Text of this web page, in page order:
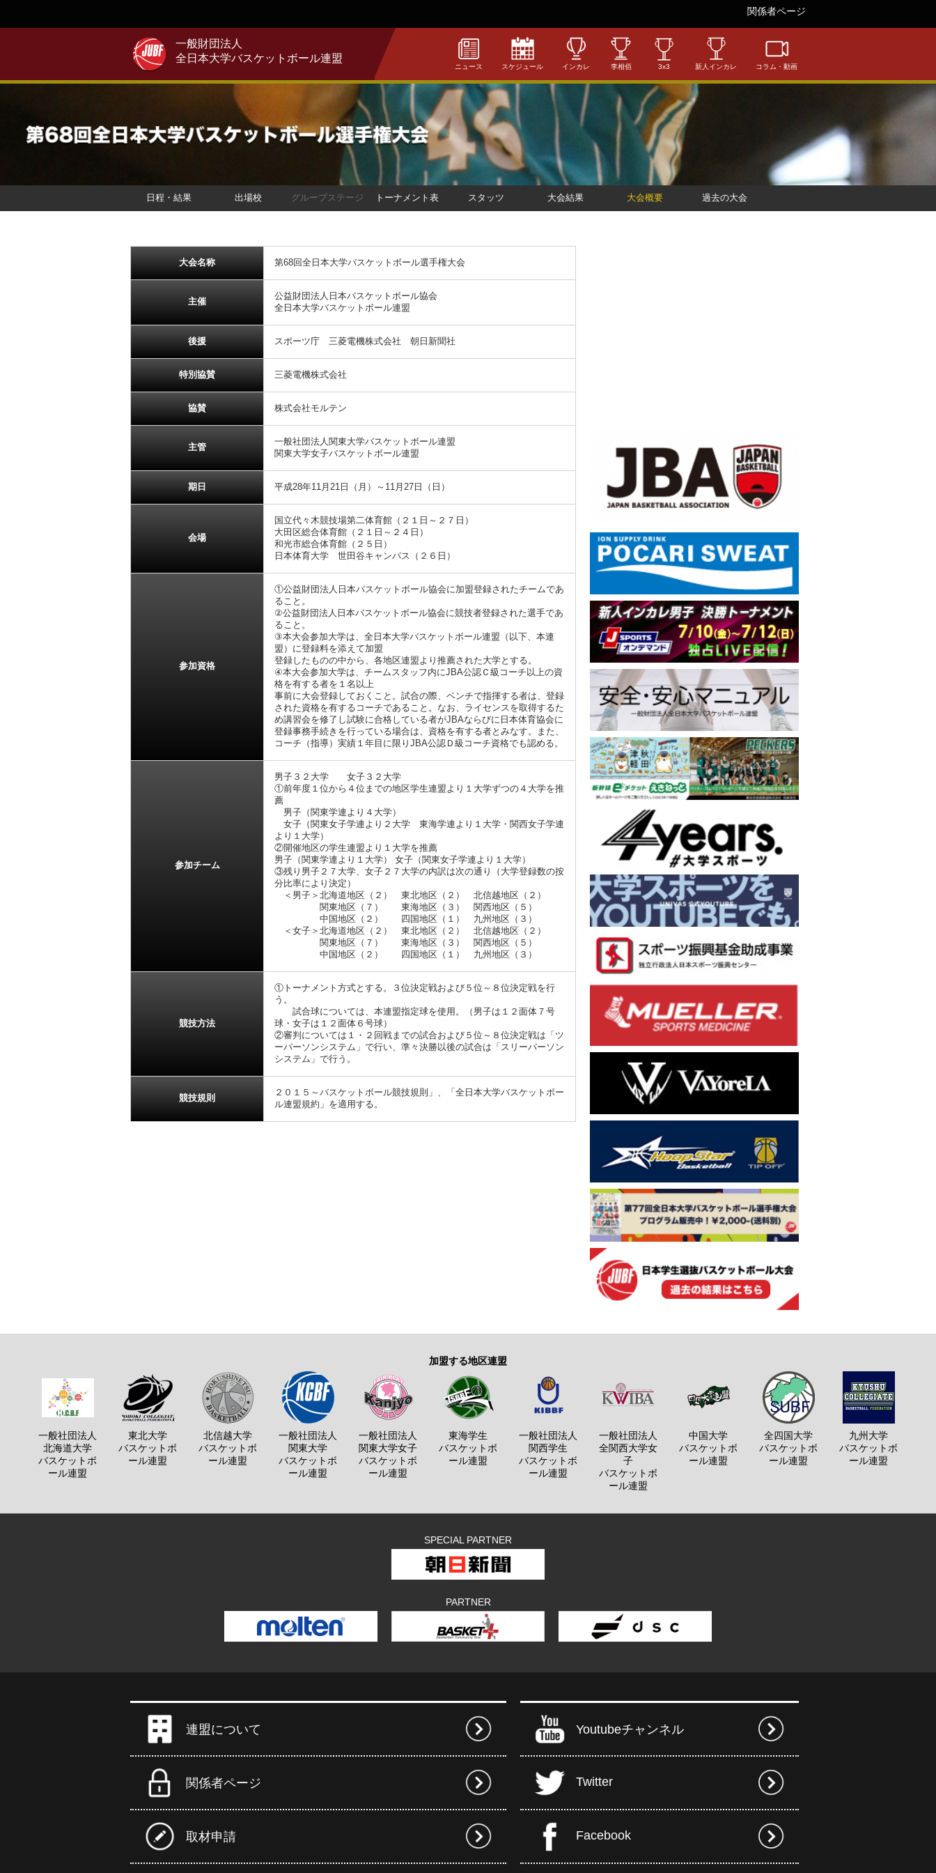
関係者ページ
一般財団法人
全日本大学バスケットボール連盟
ニュース スケジュール インカレ 李相佰 3x3 新人インカレ コラム・動画
日程・結果 出場校 グループステージ トーナメント表 スタッツ 大会結果 大会概要 過去の大会
大会名称 第68回全日本大学バスケットボール選手権大会
主催
公益財団法人日本バスケットボール協会
全日本大学バスケットボール連盟
後援 スポーツ庁 三菱電機株式会社 朝日新聞社
特別協賛 三菱電機株式会社
協賛 株式会社モルテン
主管
一般社団法人関東大学バスケットボール連盟
関東大学女子バスケットボール連盟
期日 平成28年11月21日（月）～11月27日（日）
会場
国立代々木競技場第二体育館（２１日～２７日）
大田区総合体育館（２１日～２４日）
和光市総合体育館（２５日）
日本体育大学 世田谷キャンパス（２６日）
参加資格
①公益財団法人日本バスケットボール協会に加盟登録されたチームであ
ること。
②公益財団法人日本バスケットボール協会に競技者登録された選手であ
ること。
③本大会参加大学は、全日本大学バスケットボール連盟（以下、本連
盟）に登録料を添えて加盟
登録したものの中から、各地区連盟より推薦された大学とする。
④本大会参加大学は、チームスタッフ内にJBA公認Ｃ級コーチ以上の資
格を有する者を１名以上
事前に大会登録しておくこと。試合の際、ベンチで指揮する者は、登録
された資格を有するコーチであること。なお、ライセンスを取得するた
め講習会を修了し試験に合格している者がJBAならびに日本体育協会に
登録事務手続きを行っている場合は、資格を有する者とみなす。また、
コーチ（指導）実績１年目に限りJBA公認Ｄ級コーチ資格でも認める。
参加チーム
男子３２大学 女子３２大学
①前年度１位から４位までの地区学生連盟より１大学ずつの４大学を推
薦
男子（関東学連より４大学）
女子（関東女子学連より２大学 東海学連より１大学・関西女子学連
より１大学）
②開催地区の学生連盟より１大学を推薦
男子（関東学連より１大学） 女子（関東女子学連より１大学）
③残り男子２７大学、女子２７大学の内訳は次の通り（大学登録数の按
分比率により決定）
＜男子＞北海道地区（２） 東北地区（２） 北信越地区（２）
関東地区（７） 東海地区（３） 関西地区（５）
中国地区（２） 四国地区（１） 九州地区（３）
＜女子＞北海道地区（２） 東北地区（２） 北信越地区（２）
関東地区（７） 東海地区（３） 関西地区（５）
中国地区（２） 四国地区（１） 九州地区（３）
競技方法
①トーナメント方式とする。３位決定戦および５位～８位決定戦を行
う。
試合球については、本連盟指定球を使用。（男子は１２面体７号
球・女子は１２面体６号球）
②審判については１・２回戦までの試合および５位～８位決定戦は「ツ
ーパーソンシステム」で行い、準々決勝以後の試合は「スリーパーソン
システム」で行う。
競技規則
２０１５～バスケットボール競技規則」、「全日本大学バスケットボー
ル連盟規約」を適用する。
加盟する地区連盟
一般社団法人
北海道大学
バスケットボ
ール連盟
東北大学
バスケットボ
ール連盟
北信越大学
バスケットボ
ール連盟
一般社団法人
関東大学
バスケットボ
ール連盟
一般社団法人
関東大学女子
バスケットボ
ール連盟
東海学生
バスケットボ
ール連盟
一般社団法人
関西学生
バスケットボ
ール連盟
一般社団法人
全関西大学女
子
バスケットボ
ール連盟
中国大学
バスケットボ
ール連盟
全四国大学
バスケットボ
ール連盟
九州大学
バスケットボ
ール連盟
SPECIAL PARTNER
PARTNER
連盟について
関係者ページ
取材申請
Youtubeチャンネル
Twitter
Facebook